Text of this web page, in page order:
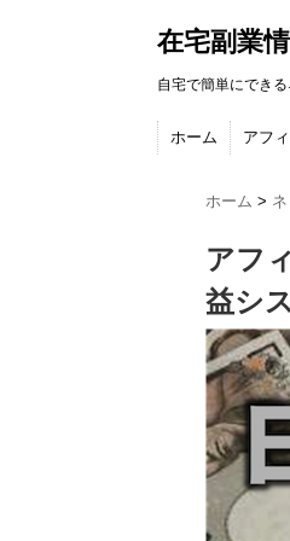
在宅副業
自宅で簡単にでき
ホーム アフ
ホーム >
アフ
益シ